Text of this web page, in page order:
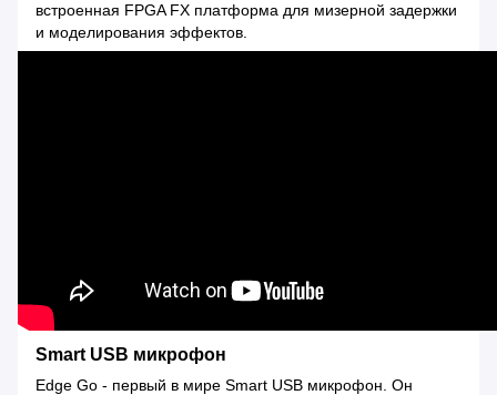
встроенная FPGA FX платформа для мизерной задержки
и моделирования эффектов.
Smart USB микрофон
Edge Go - первый в мире Smart USB микрофон. Он